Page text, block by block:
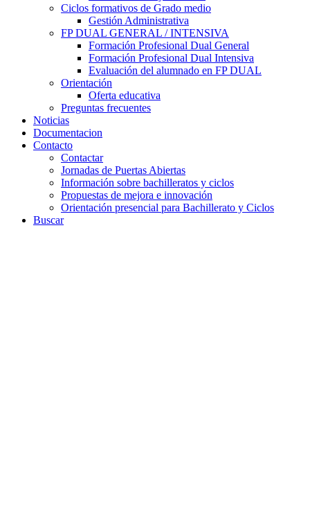
Ciclos formativos de Grado medio
Gestión Administrativa
FP DUAL GENERAL / INTENSIVA
Formación Profesional Dual General
Formación Profesional Dual Intensiva
Evaluación del alumnado en FP DUAL
Orientación
Oferta educativa
Preguntas frecuentes
Noticias
Documentacion
Contacto
Contactar
Jornadas de Puertas Abiertas
Información sobre bachilleratos y ciclos
Propuestas de mejora e innovación
Orientación presencial para Bachillerato y Ciclos
Buscar